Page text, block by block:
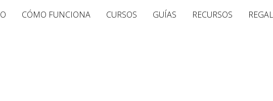
CÓMO FUNCIONA CURSOS GUÍAS RECURSOS